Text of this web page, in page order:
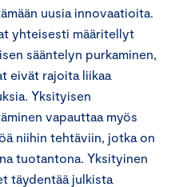
uusia innovaatioita.
yhteisesti määritellyt
sääntelyn purkaminen,
eivät rajoita liikaa
Yksityisen
vapauttaa myös
niihin tehtäviin, jotka on
tuotantona. Yksityinen
täydentää julkista